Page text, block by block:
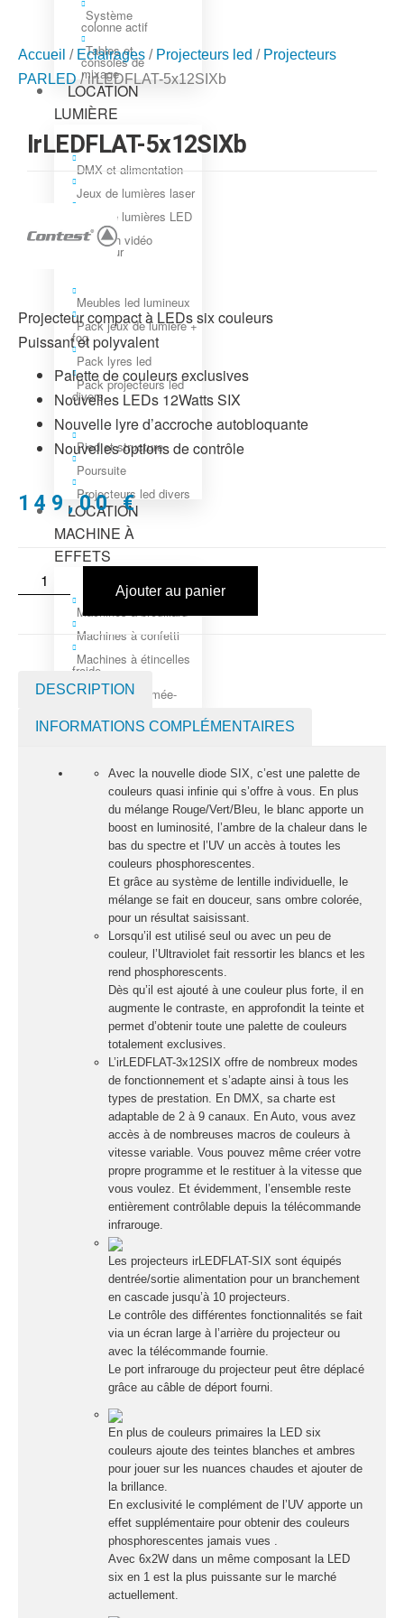
Système
colonne actif
Tables et
consoles de
mixage
LOCATION
LUMIÈRE
DMX et alimentation
Jeux de lumières laser
Jeux de lumières LED
Location vidéo
projecteur
Meubles led lumineux
Pack jeux de lumière +
fog
Pack lyres led
Pack projecteurs led
divers
Pied et structure
Poursuite
Projecteurs led divers
LOCATION
MACHINE À
EFFETS
Machines à brouillard
Machines à confetti
Machines à étincelles
froide
Machines à fumée-
VENTE SONO ET
ÉCLAIRAGE
Projecteurs LED
Accessoires éclairage
Contrôle DMX
Machines à effets
LIQUIDES
JEUX ET EFFETS
LUMIÈRE À LED
LASER
STROBES
SONO
Enceintes
Amplificateurs
Console de mixage
Contrôle DMX
Traitements sons
Public adress / ligne
Microphone
Sono portable sur
batterie
Espace DJ
ACCESSOIRES
Câbles et connecteurs
Structures, ponts et
Accueil / Eclairages / Projecteurs led / Projecteurs
PARLED / irLEDFLAT-5x12SIXb
IrLEDFLAT-5x12SIXb
Projecteur compact à LEDs six couleurs
Puissant et polyvalent
Palette de couleurs exclusives
Nouvelles LEDs 12Watts SIX
Nouvelle lyre d’accroche autobloquante
Nouvelles options de contrôle
149,00€
Ajouter au panier
DESCRIPTION
INFORMATIONS COMPLÉMENTAIRES
Avec la nouvelle diode SIX, c’est une palette de
couleurs quasi infinie qui s’offre à vous. En plus
du mélange Rouge/Vert/Bleu, le blanc apporte un
boost en luminosité, l’ambre de la chaleur dans le
bas du spectre et l’UV un accès à toutes les
couleurs phosphorescentes.
Et grâce au système de lentille individuelle, le
mélange se fait en douceur, sans ombre colorée,
pour un résultat saisissant.
Lorsqu’il est utilisé seul ou avec un peu de
couleur, l’Ultraviolet fait ressortir les blancs et les
rend phosphorescents.
Dès qu’il est ajouté à une couleur plus forte, il en
augmente le contraste, en approfondit la teinte et
permet d’obtenir toute une palette de couleurs
totalement exclusives.
L’irLEDFLAT-3x12SIX offre de nombreux modes
de fonctionnement et s’adapte ainsi à tous les
types de prestation. En DMX, sa charte est
adaptable de 2 à 9 canaux. En Auto, vous avez
accès à de nombreuses macros de couleurs à
vitesse variable. Vous pouvez même créer votre
propre programme et le restituer à la vitesse que
vous voulez. Et évidemment, l’ensemble reste
entièrement contrôlable depuis la télécommande
infrarouge.
Les projecteurs irLEDFLAT-SIX sont équipés
dentrée/sortie alimentation pour un branchement
en cascade jusqu’à 10 projecteurs.
Le contrôle des différentes fonctionnalités se fait
via un écran large à l’arrière du projecteur ou
avec la télécommande fournie.
Le port infrarouge du projecteur peut être déplacé
grâce au câble de déport fourni.
En plus de couleurs primaires la LED six
couleurs ajoute des teintes blanches et ambres
pour jouer sur les nuances chaudes et ajouter de
la brillance.
En exclusivité le complément de l’UV apporte un
effet supplémentaire pour obtenir des couleurs
phosphorescentes jamais vues .
Avec 6x2W dans un même composant la LED
six en 1 est la plus puissante sur le marché
actuellement.